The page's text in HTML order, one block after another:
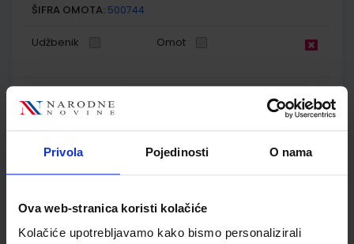
Privola Pojedinosti O nama
Ova web-stranica koristi kolačiće
Kolačiće upotrebljavamo kako bismo personalizirali
ŠIFRA OMOTA: 500744
Udžbenik Omot
osnovne škole
Autor(i):Ivan Gambiroža Josip Jukić Dinko Marin Ana Mesić
Nakladnik:ALFA d.d. Registarski broj ministarstva:
SKU:556165
ŠIFRA OMOTA: 500167